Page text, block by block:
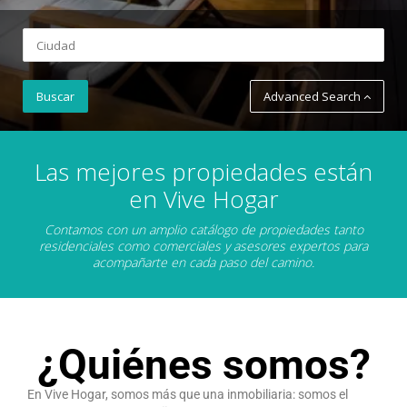
Advanced Search
Las mejores propiedades están
en Vive Hogar
Contamos con un amplio catálogo de propiedades tanto
residenciales como comerciales y asesores expertos para
acompañarte en cada paso del camino.
¿Quiénes somos?
En Vive Hogar, somos más que una inmobiliaria: somos el